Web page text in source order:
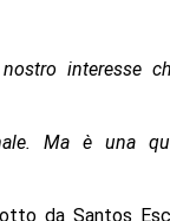
interesse
Ma è una
da Santos